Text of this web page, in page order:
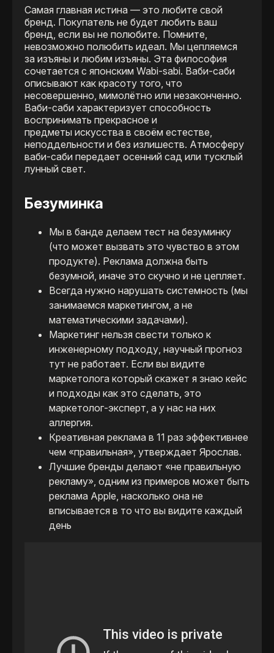
Самая главная истина — это любите свой
бренд. Покупатель не будет любить ваш
бренд, если вы не полюбите. Помните,
невозможно полюбить идеал. Мы цепляемся
за изъяны и любим изъяны. Эта философия
сочетается с японским Wabi-sabi. Ваби-саби
описывают как красоту того, что
несовершенно, мимолётно или незаконченно.
Ваби-саби характеризует способность
воспринимать прекрасное и
предметы искусства в своём естестве,
неподдельности и без излишеств. Атмосферу
ваби-саби передает осенний сад или тусклый
лунный свет.
Безуминка
Мы в банде делаем тест на безуминку
(что может вызвать это чувство в этом
продукте). Реклама должна быть
безумной, иначе это скучно и не цепляет.
Всегда нужно нарушать системность (мы
занимаемся маркетингом, а не
математическими задачами).
Маркетинг нельзя свести только к
инженерному подходу, научный прогноз
тут не работает. Если вы видите
маркетолога который скажет я знаю кейс
и подходы как это сделать, это
маркетолог-эксперт, а у нас на них
аллергия.
Креативная реклама в 11 раз эффективнее
чем «правильная», утверждает Ярослав.
Лучшие бренды делают «не правильную
рекламу», одним из примеров может быть
реклама Apple, насколько она не
вписывается в то что вы видите каждый
день